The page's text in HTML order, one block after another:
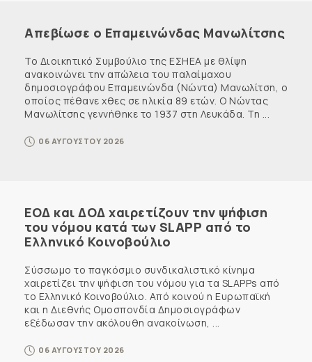
Απεβίωσε ο Επαμεινώνδας Μανωλίτσης
Το Διοικητικό Συμβούλιο της ΕΣΗΕΑ με θλίψη
ανακοινώνει την απώλεια του παλαίμαχου
δημοσιογράφου Επαμεινώνδα (Νώντα) Μανωλίτση, ο
οποίος πέθανε χθες σε ηλικία 89 ετών. Ο Νώντας
Μανωλίτσης γεννήθηκε το 1937 στη Λευκάδα. Τη ...
06 ΑΥΓΟΥΣΤΟΥ 2026
ΕΟΔ και ΔΟΔ χαιρετίζουν την ψήφιση
του νόμου κατά των SLAPP από το
Ελληνικό Κοινοβούλιο
Σύσσωμο το παγκόσμιο συνδικαλιστικό κίνημα
χαιρετίζει την ψήφιση του νόμου για τα SLAPPs από
το Ελληνικό Κοινοβούλιο. Από κοινού η Ευρωπαϊκή
και η Διεθνής Ομοσπονδία Δημοσιογράφων
εξέδωσαν την ακόλουθη ανακοίνωση, ...
06 ΑΥΓΟΥΣΤΟΥ 2026